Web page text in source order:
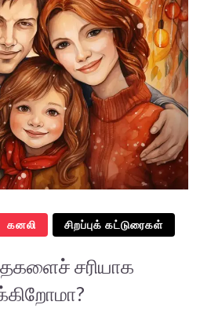
கனலி சிறப்புக் கட்டுரைகள்
சரியாக